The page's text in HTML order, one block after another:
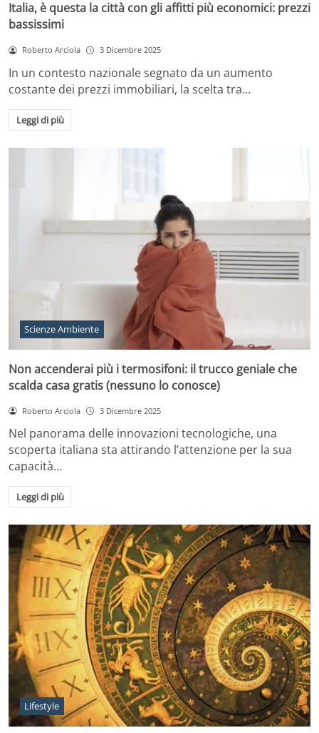
Italia, è questa la città con gli affitti più economici: prezzi
bassissimi
Roberto Arciola 3 Dicembre 2025
In un contesto nazionale segnato da un aumento
costante dei prezzi immobiliari, la scelta tra…
Leggi di più
Scienze Ambiente
Non accenderai più i termosifoni: il trucco geniale che
scalda casa gratis (nessuno lo conosce)
Roberto Arciola 3 Dicembre 2025
Nel panorama delle innovazioni tecnologiche, una
scoperta italiana sta attirando l’attenzione per la sua
capacità…
Leggi di più
Lifestyle